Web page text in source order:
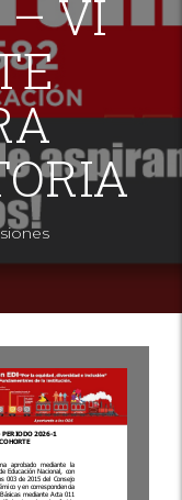
– VI